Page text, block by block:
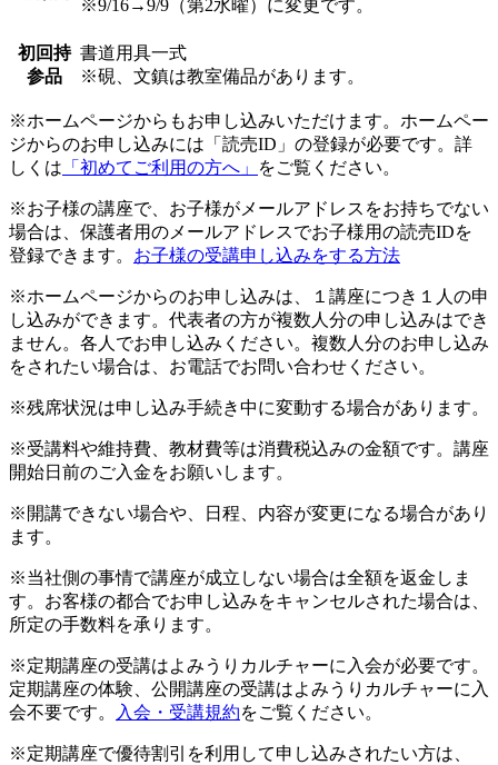
※9/16→9/9（第2水曜）に変更です。
初回持
参品
書道用具一式
※硯、文鎮は教室備品があります。
※ホームページからもお申し込みいただけます。ホームペー
ジからのお申し込みには「読売ID」の登録が必要です。詳
しくは 「初めてご利用の方へ」 をご覧ください。
※お子様の講座で、お子様がメールアドレスをお持ちでない
場合は、保護者用のメールアドレスでお子様用の読売IDを
登録できます。 お子様の受講申し込みをする方法
※ホームページからのお申し込みは、１講座につき１人の申
し込みができます。代表者の方が複数人分の申し込みはでき
ません。各人でお申し込みください。複数人分のお申し込み
をされたい場合は、お電話でお問い合わせください。
※残席状況は申し込み手続き中に変動する場合があります。
※受講料や維持費、教材費等は消費税込みの金額です。講座
開始日前のご入金をお願いします。
※開講できない場合や、日程、内容が変更になる場合があり
ます。
※当社側の事情で講座が成立しない場合は全額を返金しま
す。お客様の都合でお申し込みをキャンセルされた場合は、
所定の手数料を承ります。
※定期講座の受講はよみうりカルチャーに入会が必要です。
定期講座の体験、公開講座の受講はよみうりカルチャーに入
会不要です。
入会・受講規約をご覧ください。
※定期講座で優待割引を利用して申し込みされたい方は、